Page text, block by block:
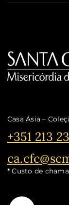
Casa Ásia –
Telefone:
+351 213
Email:
* Custo de